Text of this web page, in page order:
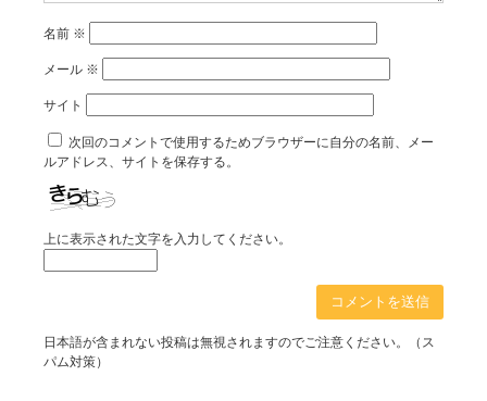
名前 ※
メール ※
サイト
次回のコメントで使用するためブラウザーに自分の名前、メー
ルアドレス、サイトを保存する。
上に表示された文字を入力してください。
日本語が含まれない投稿は無視されますのでご注意ください。（ス
パム対策）